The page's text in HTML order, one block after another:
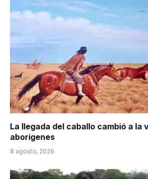
La llegada del caballo cambió a la
aborígenes
8 agosto, 2026